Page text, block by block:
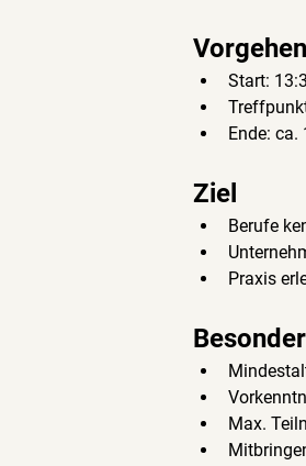
Start:
Ende: ca.
Ziel
Berufe
Praxis
Max.